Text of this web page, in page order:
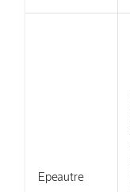
Epeautre